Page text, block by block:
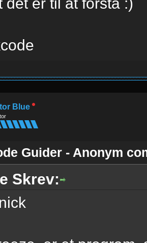
Blue
Guider - Anonym
Skrev: